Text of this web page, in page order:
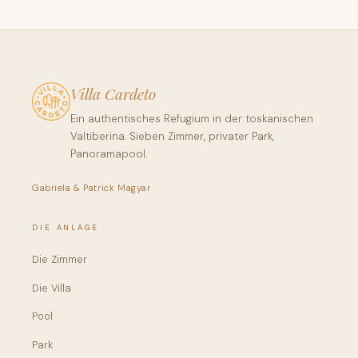
Villa Cardeto
Ein authentisches Refugium in der toskanischen
Valtiberina. Sieben Zimmer, privater Park,
Panoramapool.
Gabriela & Patrick Magyar
DIE ANLAGE
Die Zimmer
Die Villa
Pool
Park